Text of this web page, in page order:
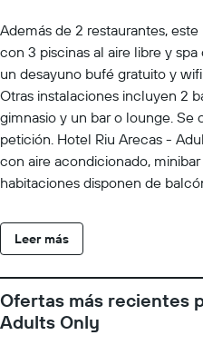
Además de 2 restaurantes,
con 3 piscinas al aire libre y
un desayuno bufé gratuito y
Otras instalaciones incluyen 2
gimnasio y un bar o lounge. Se
petición. Hotel Riu Arecas -
con aire acondicionado,
habitaciones disponen de
pueden navegar por la web
wifi gratis. Se ofrece servicio de
limpieza a petición. En el
además de baño turco y
actividades de ocio y
Leer más
Ofertas más recientes
Adults Only